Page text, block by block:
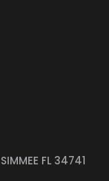
FL 34741